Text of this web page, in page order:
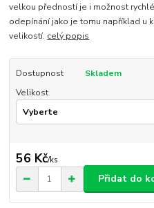
velkou předností je i možnost
odepínání jako je tomu například u
velikostí. celý popis
Dostupnost
Skladem
Velikost
56 Kč/ks
Přidat do